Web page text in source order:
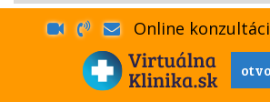
Online